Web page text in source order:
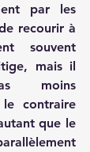
par les
recourir à
souvent
mais il
moins
contraire
que le